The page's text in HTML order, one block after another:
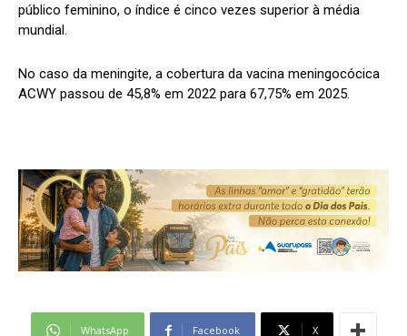
público feminino, o índice é cinco vezes superior à média
mundial.
No caso da meningite, a cobertura da vacina meningocócica
ACWY passou de 45,8% em 2022 para 67,75% em 2025.
WhatsApp Facebook X